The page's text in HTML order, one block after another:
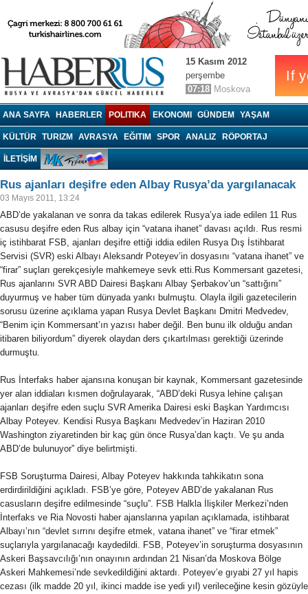
Haberrus.com
15 Kasım 2012
perşembe
07:18 Moskova
ANA SAYFA HABERLER POLITIKA EKONOMI GÜNDEM YAŞAM
KÜLTÜR TURIZM AVRASYA EĞITIM SPOR ANALIZ RÖPORTAJ
İLETİŞİM
Rus ajanları deşifre eden Albay Rusya’da yargılanacak
03 Mayıs 2011, 13:24
ABD’de yakalanan ve sonra da takas edilerek Rusya’ya iade edilen 11 Rus
casusu deşifre eden Rus albay için “vatana ihanet” davası açıldı. Rus resmi
iç istihbarat FSB, ajanları deşifre ettiği iddia edilen Rusya Dış İstihbarat
Servisi (SVR) eski Albayı Aleksandr Poteyev’in dosyasını “vatana ihanet” ve
“firar” suçları gerekçesiyle mahkemeye sevk etti. Rus Kommersant gazetesi,
Rus ajanlarını SVR ABD Dairesi Başkanı Albay Şerbakov’un “sattığını”
duyurmuş ve haber tüm dünyada yankı bulmuştu. Olayla ilgili gazetecilerin
sorusu üzerine açıklama yapan Rusya Devlet Başkanı Dmitri Medvedev,
“Benim için Kommersant’ın yazısı haber değil. Ben bunu ilk olduğu andan
itibaren biliyordum” diyerek olaydan ders çıkartılması gerektiği üzerinde
durmuştu.
Rus İnterfaks haber ajansına konuşan bir kaynak, Kommersant gazetesinde
yer alan iddiaları kısmen doğrulayarak, “ABD’deki Rusya lehine çalışan
ajanları deşifre eden suçlu SVR Amerika Dairesi eski Başkan Yardımcısı
Albay Poteyev. Kendisi Rusya Başkanı Medvedev’in Haziran 2010
Washington ziyaretinden bir kaç gün önce Rusya’dan kaçtı. Ve şu anda
ABD’de bulunuyor” diye belirtmişti.
FSB Soruşturma Dairesi, Albay Poteyev hakkında tahkikatın sona
erdirdirildiğini açıkladı. FSB’ye göre, Poteyev ABD’de yakalanan Rus
casusların deşifre edilmesinde “suçlu”. FSB Halkla İlişkiler Merkezi’nden
İnterfaks ve Ria Novosti haber ajanslarına yapılan açıklamada, istihbarat
Albayı’nın “devlet sırrını deşifre etmek, vatana ihanet” ve “firar etmek”
suçlarıyla yargılanacağı kaydedildi. FSB, Poteyev’in soruşturma dosyasının
Askeri Başsavcılığı’nın onayının ardından 21 Nisan’da Moskova Bölge
Askeri Mahkemesi’nde sevkedildiğini aktardı. Poteyev’e gıyabi 27 yıl hapis
cezası (ilk madde 20 yıl, ikinci madde ise yedi yıl) verileceğine kesin gözüyle